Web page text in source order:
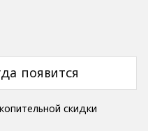
появится
скидки